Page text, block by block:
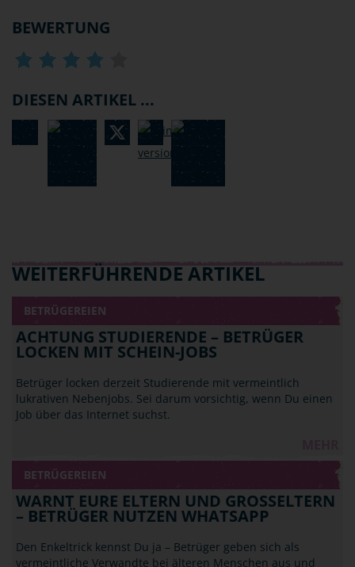
BEWERTUNG
DIESEN ARTIKEL ...
WEITERFÜHRENDE ARTIKEL
BETRÜGEREIEN
ACHTUNG STUDIERENDE – BETRÜGER
LOCKEN MIT SCHEIN-JOBS
Betrüger locken derzeit Studierende mit vermeintlich
lukrativen Nebenjobs. Sei darum vorsichtig, wenn Du einen
Job über das Internet suchst.
BETRÜGEREIEN
WARNT EURE ELTERN UND GROSSELTERN –
BETRÜGER NUTZEN WHATSAPP
Den Enkeltrick kennst Du ja – Betrüger geben sich als
vermeintliche Verwandte bei älteren Menschen aus und